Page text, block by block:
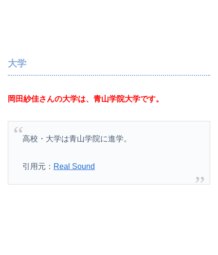
大学
岡田紗佳さんの大学は、青山学院大学です。
高校・大学は青山学院に進学。
引用元： Real Sound